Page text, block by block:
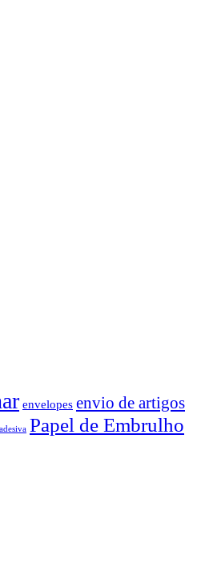
envelopes envio de artigos
Papel de Embrulho